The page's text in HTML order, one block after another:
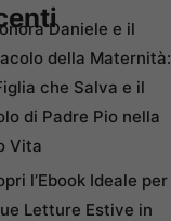
Daniele e il
della Maternità:
che Salva e il
di Padre Pio nella
Vita
l’Ebook Ideale per
Letture Estive in